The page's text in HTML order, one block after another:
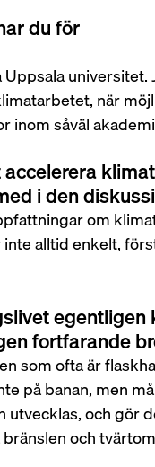
du för
när
inom såväl
i den
om
alltid enkelt,
fortfarande
som ofta är
på banan, men
och gör
och